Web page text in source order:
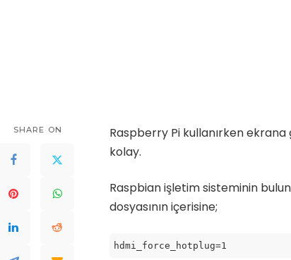
SHARE ON
Raspberry Pi kullanırken
kolay.
Raspbian işletim sisteminin
dosyasının içerisine;
hdmi_force_hotplug=1